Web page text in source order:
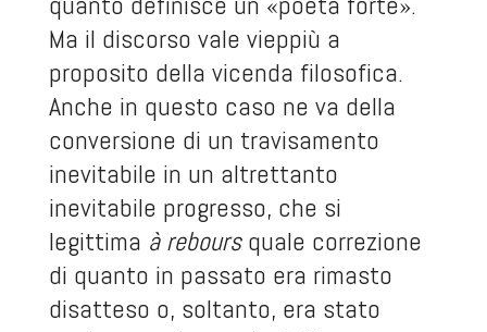
Ma il discorso vale vieppiù a
proposito della vicenda filosofica.
Anche in questo caso ne va della
conversione di un travisamento
inevitabile in un altrettanto
inevitabile progresso, che si
legittima à reboursquale correzione
di quanto in passato era rimasto
disatteso o, soltanto, era stato